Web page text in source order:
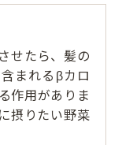
せたら、髪の
まれるβカロ
作用がありま
摂りたい野菜